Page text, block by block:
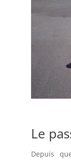
Le
Depuis